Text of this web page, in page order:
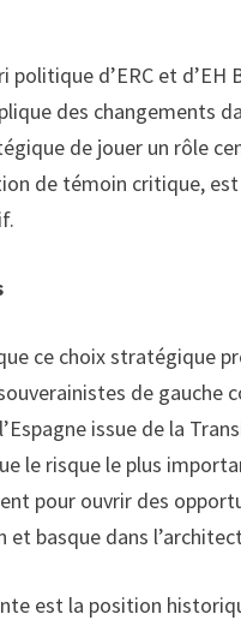
politique d’ERC et
des changements
de jouer un rôle
de témoin critique,
ce choix stratégique
de
issue de la
le risque le plus
pour ouvrir des
et basque dans
est la position